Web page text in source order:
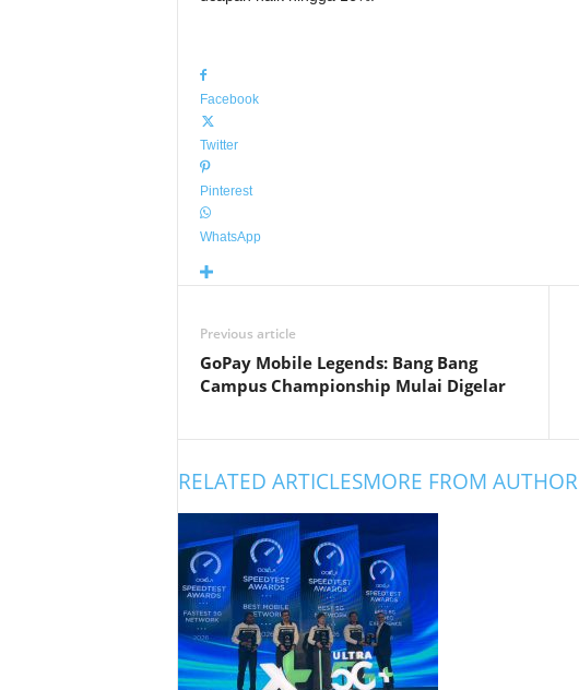
Facebook
Twitter
Pinterest
WhatsApp
Previous article
GoPay Mobile Legends: Bang Bang
Campus Championship Mulai Digelar
RELATED ARTICLESMORE FROM AUTHOR